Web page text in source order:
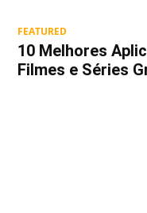
FEATURED
10 Melhores
Filmes e Séries